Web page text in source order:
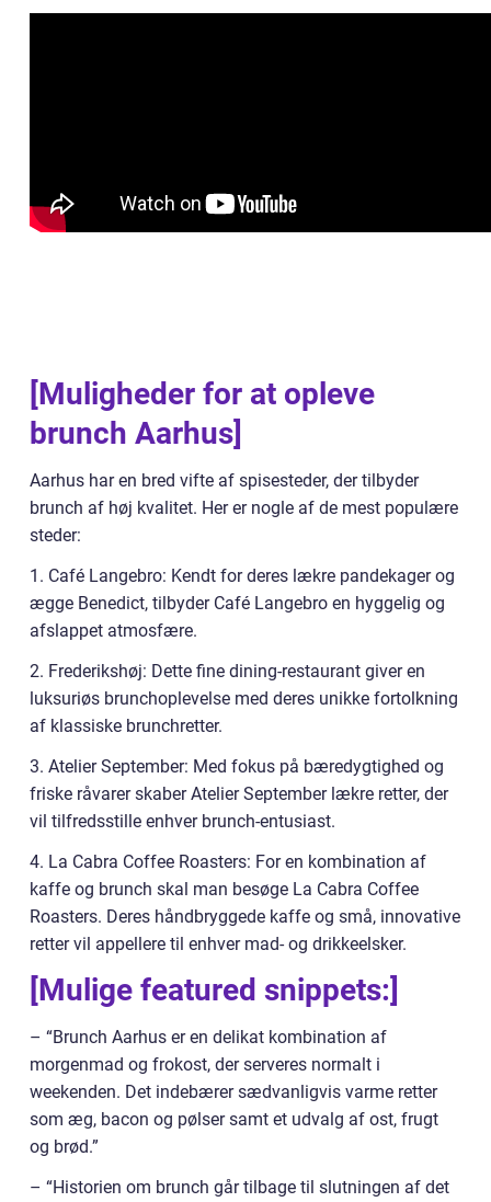
[Muligheder for at opleve
brunch Aarhus]
Aarhus har en bred vifte af spisesteder, der tilbyder
brunch af høj kvalitet. Her er nogle af de mest populære
steder:
1. Café Langebro: Kendt for deres lækre pandekager og
ægge Benedict, tilbyder Café Langebro en hyggelig og
afslappet atmosfære.
2. Frederikshøj: Dette fine dining-restaurant giver en
luksuriøs brunchoplevelse med deres unikke fortolkning
af klassiske brunchretter.
3. Atelier September: Med fokus på bæredygtighed og
friske råvarer skaber Atelier September lækre retter, der
vil tilfredsstille enhver brunch-entusiast.
4. La Cabra Coffee Roasters: For en kombination af
kaffe og brunch skal man besøge La Cabra Coffee
Roasters. Deres håndbryggede kaffe og små, innovative
retter vil appellere til enhver mad- og drikkeelsker.
[Mulige featured snippets:]
– “Brunch Aarhus er en delikat kombination af
morgenmad og frokost, der serveres normalt i
weekenden. Det indebærer sædvanligvis varme retter
som æg, bacon og pølser samt et udvalg af ost, frugt
og brød.”
– “Historien om brunch går tilbage til slutningen af det